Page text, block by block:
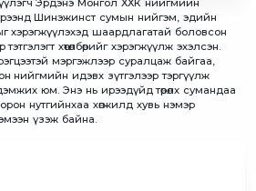
Эрдэнэ Монгол ХХК нийгмийн
Шинэжинст сумын нийгэм, эдийн
хэрэгжүүлэхэд шаардлагатай боловсон
хөтөлбөрийг хэрэгжүүлж эхэлсэн.
мэргэжлээр суралцаж байгаа,
нийгмийн идэвх зүтгэлээр тэргүүлж
юм. Энэ нь ирээдүйд төрөлх сумандаа
нутгийнхаа хөгжилд хувь нэмэр
үзэж байна.